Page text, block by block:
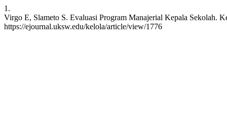
1.
Virgo E, Slameto S. Evaluasi Program Manajerial Kepala Sekolah.
https://ejournal.uksw.edu/kelola/article/view/1776